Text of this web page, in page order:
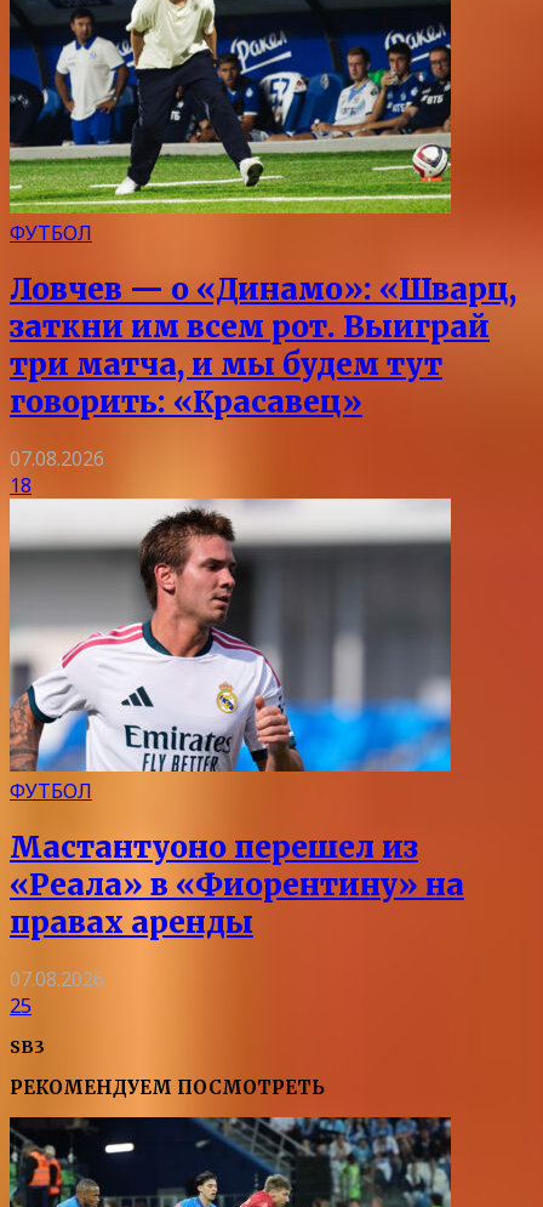
ФУТБОЛ
Ловчев — о «Динамо»: «Шварц,
заткни им всем рот. Выиграй
три матча, и мы будем тут
говорить: «Красавец»
07.08.2026
18
ФУТБОЛ
Мастантуоно перешел из
«Реала» в «Фиорентину» на
правах аренды
07.08.2026
25
SB3
РЕКОМЕНДУЕМ ПОСМОТРЕТЬ